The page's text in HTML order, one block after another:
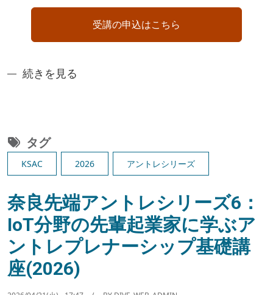
受講の申込はこちら
「奈良先端アントレシリーズ」2025年度開講のお
続きを見る
タグ
KSAC 2026 アントレシリーズ
奈良先端アントレシリーズ6：
IoT分野の先輩起業家に学ぶア
ントレプレナーシップ基礎講
座(2026)